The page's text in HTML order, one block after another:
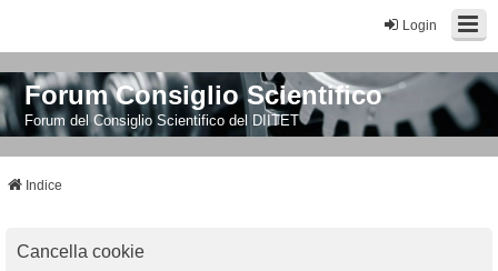
Login
Forum Consiglio Scientifico
Forum del Consiglio Scientifico del DIITET
Indice
Cancella cookie